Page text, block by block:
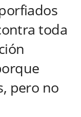
toda
pero no